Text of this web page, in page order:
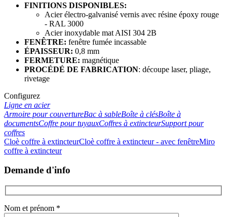
FINITIONS DISPONIBLES:
Acier électro-galvanisé vernis avec résine époxy rouge
- RAL 3000
Acier inoxydable mat AISI 304 2B
FENÊTRE: fenêtre fumée incassable
ÉPAISSEUR: 0,8 mm
FERMETURE: magnétique
PROCÉDÉ DE FABRICATION: découpe laser, pliage,
rivetage
Configurez
Ligne en acier
Armoire pour couvertureBac à sableBoîte à clésBoîte à
documentsCoffre pour tuyauxCoffres à extincteurSupport pour
coffres
Cloè coffre à extincteurCloè coffre à extincteur - avec fenêtreMiro
coffre à extincteur
Demande d'info
Nom et prénom *